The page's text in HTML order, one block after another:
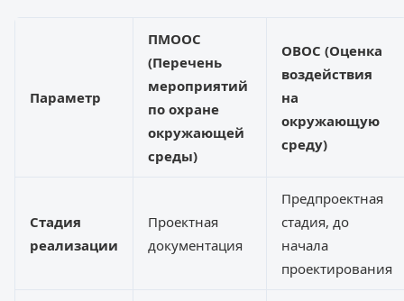
Параметр
ПМООС
(Перечень
мероприятий
по охране
окружающей
среды)
ОВОС (Оценка
воздействия
на
окружающую
среду)
Стадия
реализации
Проектная
документация
Предпроектная
стадия, до
начала
проектирования